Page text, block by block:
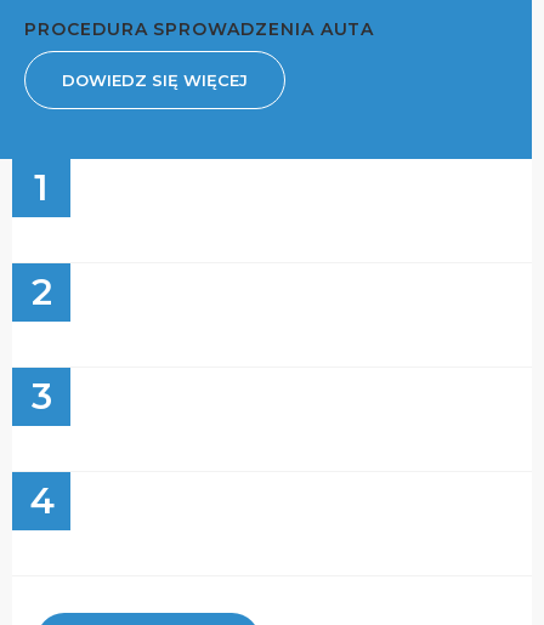
PROCEDURA SPROWADZENIA AUTA
DOWIEDZ SIĘ WIĘCEJ
1
2
3
4